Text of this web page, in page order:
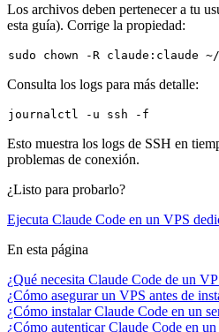
Los archivos deben pertenecer a tu
esta guía). Corrige la propiedad:
sudo chown
Consulta los logs para más detalle:
Esto muestra los logs de SSH en
problemas de conexión.
¿Listo para probarlo?
Ejecuta Claude Code en un VPS
En esta página
¿Qué necesita Claude Code de un
¿Cómo asegurar un VPS antes de
¿Cómo instalar Claude Code en un
¿Cómo autenticar Claude Code en